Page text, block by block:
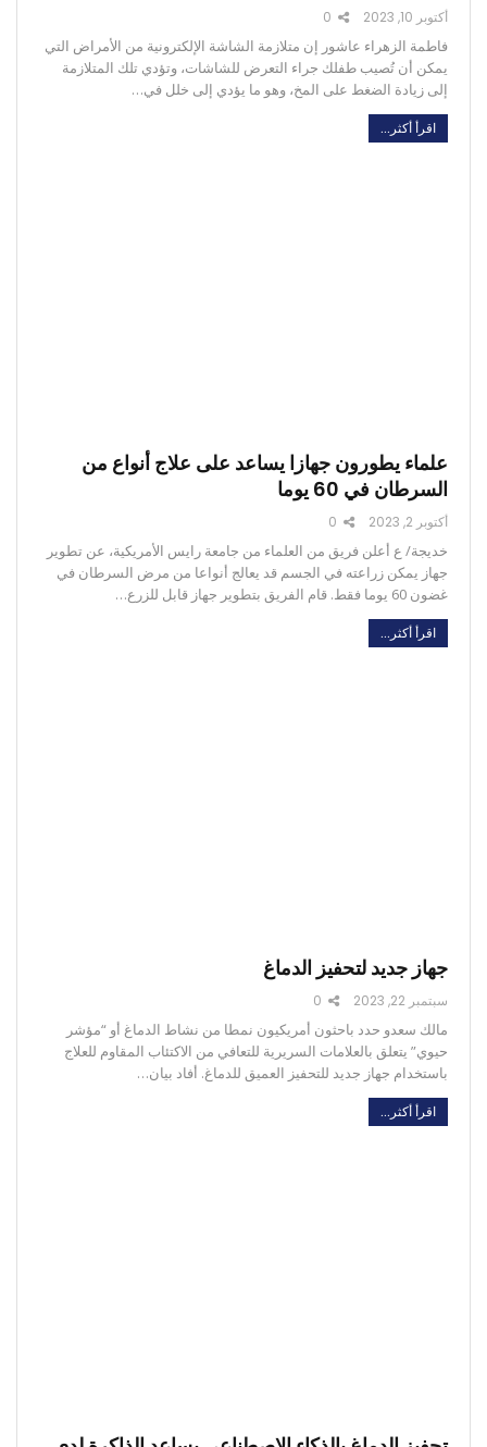
أكتوبر 10, 2023
فاطمة الزهراء عاشور إن متلازمة الشاشة الإلكترونية من الأمراض التي
يمكن أن تُصيب طفلك جراء التعرض للشاشات، وتؤدي تلك المتلازمة
إلى زيادة الضغط على المخ، وهو ما يؤدي إلى خلل في…
اقرأ أكثر...
علماء يطورون جهازا يساعد على علاج أنواع من
السرطان في 60 يوما
أكتوبر 2, 2023
خديجة/ ع أعلن فريق من العلماء من جامعة رايس الأمريكية، عن تطوير
جهاز يمكن زراعته في الجسم قد يعالج أنواعا من مرض السرطان في
غضون 60 يوما فقط. قام الفريق بتطوير جهاز قابل للزرع…
اقرأ أكثر...
جهاز جديد لتحفيز الدماغ
سبتمبر 22, 2023
مالك سعدو حدد باحثون أمريكيون نمطا من نشاط الدماغ أو “مؤشر
حيوي” يتعلق بالعلامات السريرية للتعافي من الاكتئاب المقاوم للعلاج
باستخدام جهاز جديد للتحفيز العميق للدماغ. أفاد بيان…
اقرأ أكثر...